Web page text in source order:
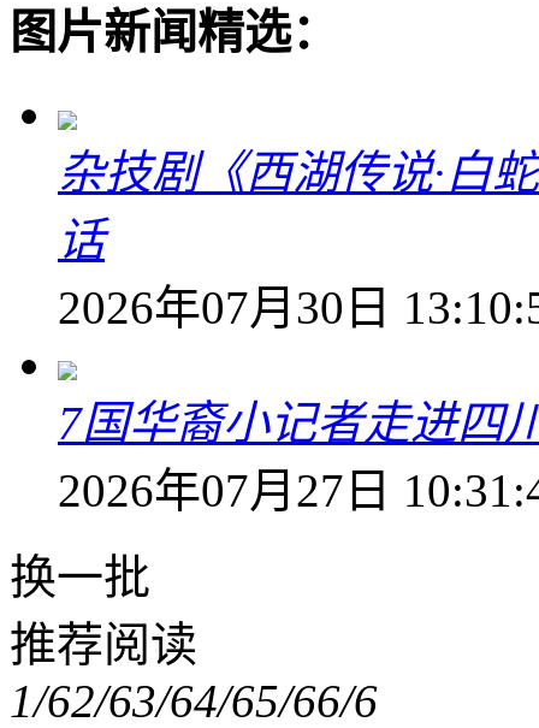
图片新闻精选：
杂技剧《西湖传说·白
话
2026年07月30日
7国华裔小记者走进四
2026年07月27日
换一批
推荐阅读
1/62/63/64/65/66/6